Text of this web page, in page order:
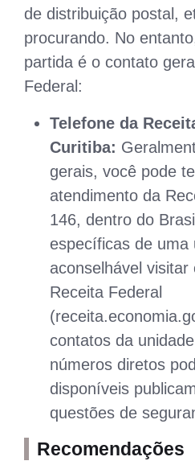
de distribuição postal,
procurando. No
partida é o contato
Federal:
Telefone da
Curitiba:
gerais, você pode
atendimento da
146, dentro do
específicas de uma
aconselhável
Receita Federal
contatos da
números diretos
disponíveis
questões de
Recomendações